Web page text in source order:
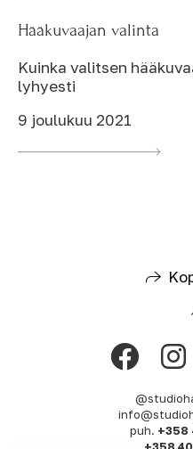
Hääkuvaajan valinta
Kuinka valitsen
lyhyesti
9 joulukuu 2021
puh. +358